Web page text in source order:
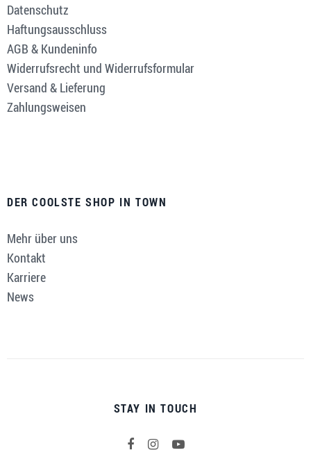
Datenschutz
Haftungsausschluss
AGB & Kundeninfo
Widerrufsrecht und Widerrufsformular
Versand & Lieferung
Zahlungsweisen
DER COOLSTE SHOP IN TOWN
Mehr über uns
Kontakt
Karriere
News
STAY IN TOUCH